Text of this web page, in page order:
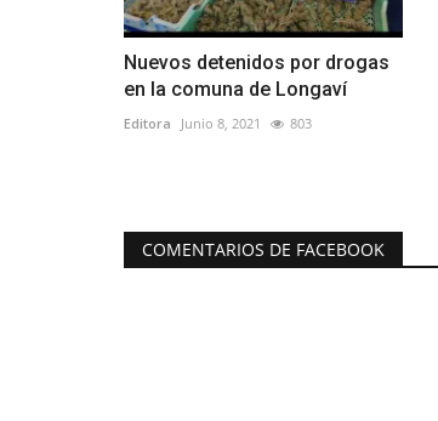
Nuevos detenidos por drogas
en la comuna de Longaví
Editora Junio 8, 2021 803
COMENTARIOS DE FACEBOOK